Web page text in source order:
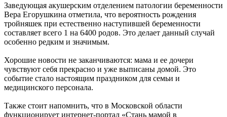
Заведующая акушерским отделением патологии беременности
Вера Егорушкина отметила, что вероятность рождения
тройняшек при естественно наступившей беременности
составляет всего 1 на 6400 родов. Это делает данный случай
особенно редким и значимым.
Хорошие новости не заканчиваются: мама и ее дочери
чувствуют себя прекрасно и уже выписаны домой. Это
событие стало настоящим праздником для семьи и
медицинского персонала.
Также стоит напомнить, что в Московской области
функционирует интернет-портал «Стань мамой в